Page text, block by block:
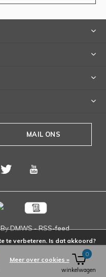
MAIL ONS
DMWS-RSS-feed
winkelwagen
0
te verbeteren. Is dat akkoord?
Meer over cookies »